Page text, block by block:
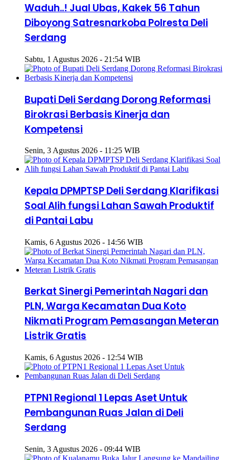
Waduh..! Jual Ubas, Kakek 56 Tahun
Diboyong Satresnarkoba Polresta Deli
Serdang
Sabtu, 1 Agustus 2026 - 21:54 WIB
Bupati Deli Serdang Dorong Reformasi
Birokrasi Berbasis Kinerja dan
Kompetensi
Senin, 3 Agustus 2026 - 11:25 WIB
Kepala DPMPTSP Deli Serdang Klarifikasi
Soal Alih fungsi Lahan Sawah Produktif
di Pantai Labu
Kamis, 6 Agustus 2026 - 14:56 WIB
Berkat Sinergi Pemerintah Nagari dan
PLN, Warga Kecamatan Dua Koto
Nikmati Program Pemasangan Meteran
Listrik Gratis
Kamis, 6 Agustus 2026 - 12:54 WIB
PTPN1 Regional 1 Lepas Aset Untuk
Pembangunan Ruas Jalan di Deli
Serdang
Senin, 3 Agustus 2026 - 09:44 WIB